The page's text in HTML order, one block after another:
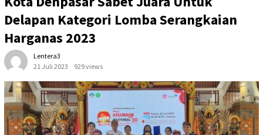
Delapan Kategori Lomba Serangkaian
Harganas 2023
Lentera3
21 Juli 2023
929 views